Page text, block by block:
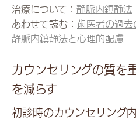
治療について： 静脈内鎮静法
あわせて読む： 歯医者の過
静脈内鎮静法と心理的配慮
カウンセリングの質を
を減らす
初診時のカウンセリング